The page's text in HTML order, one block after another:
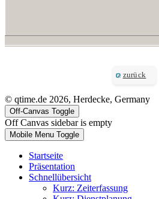
zurück
© qtime.de 2026, Herdecke, Germany
Off-Canvas Toggle
Off Canvas sidebar is empty
Mobile Menu Toggle
Startseite
Präsentation
Schnellübersicht
Kurz: Zeiterfassung